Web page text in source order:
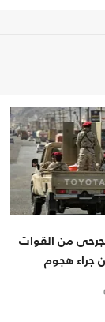
من القوات
جراء هجوم